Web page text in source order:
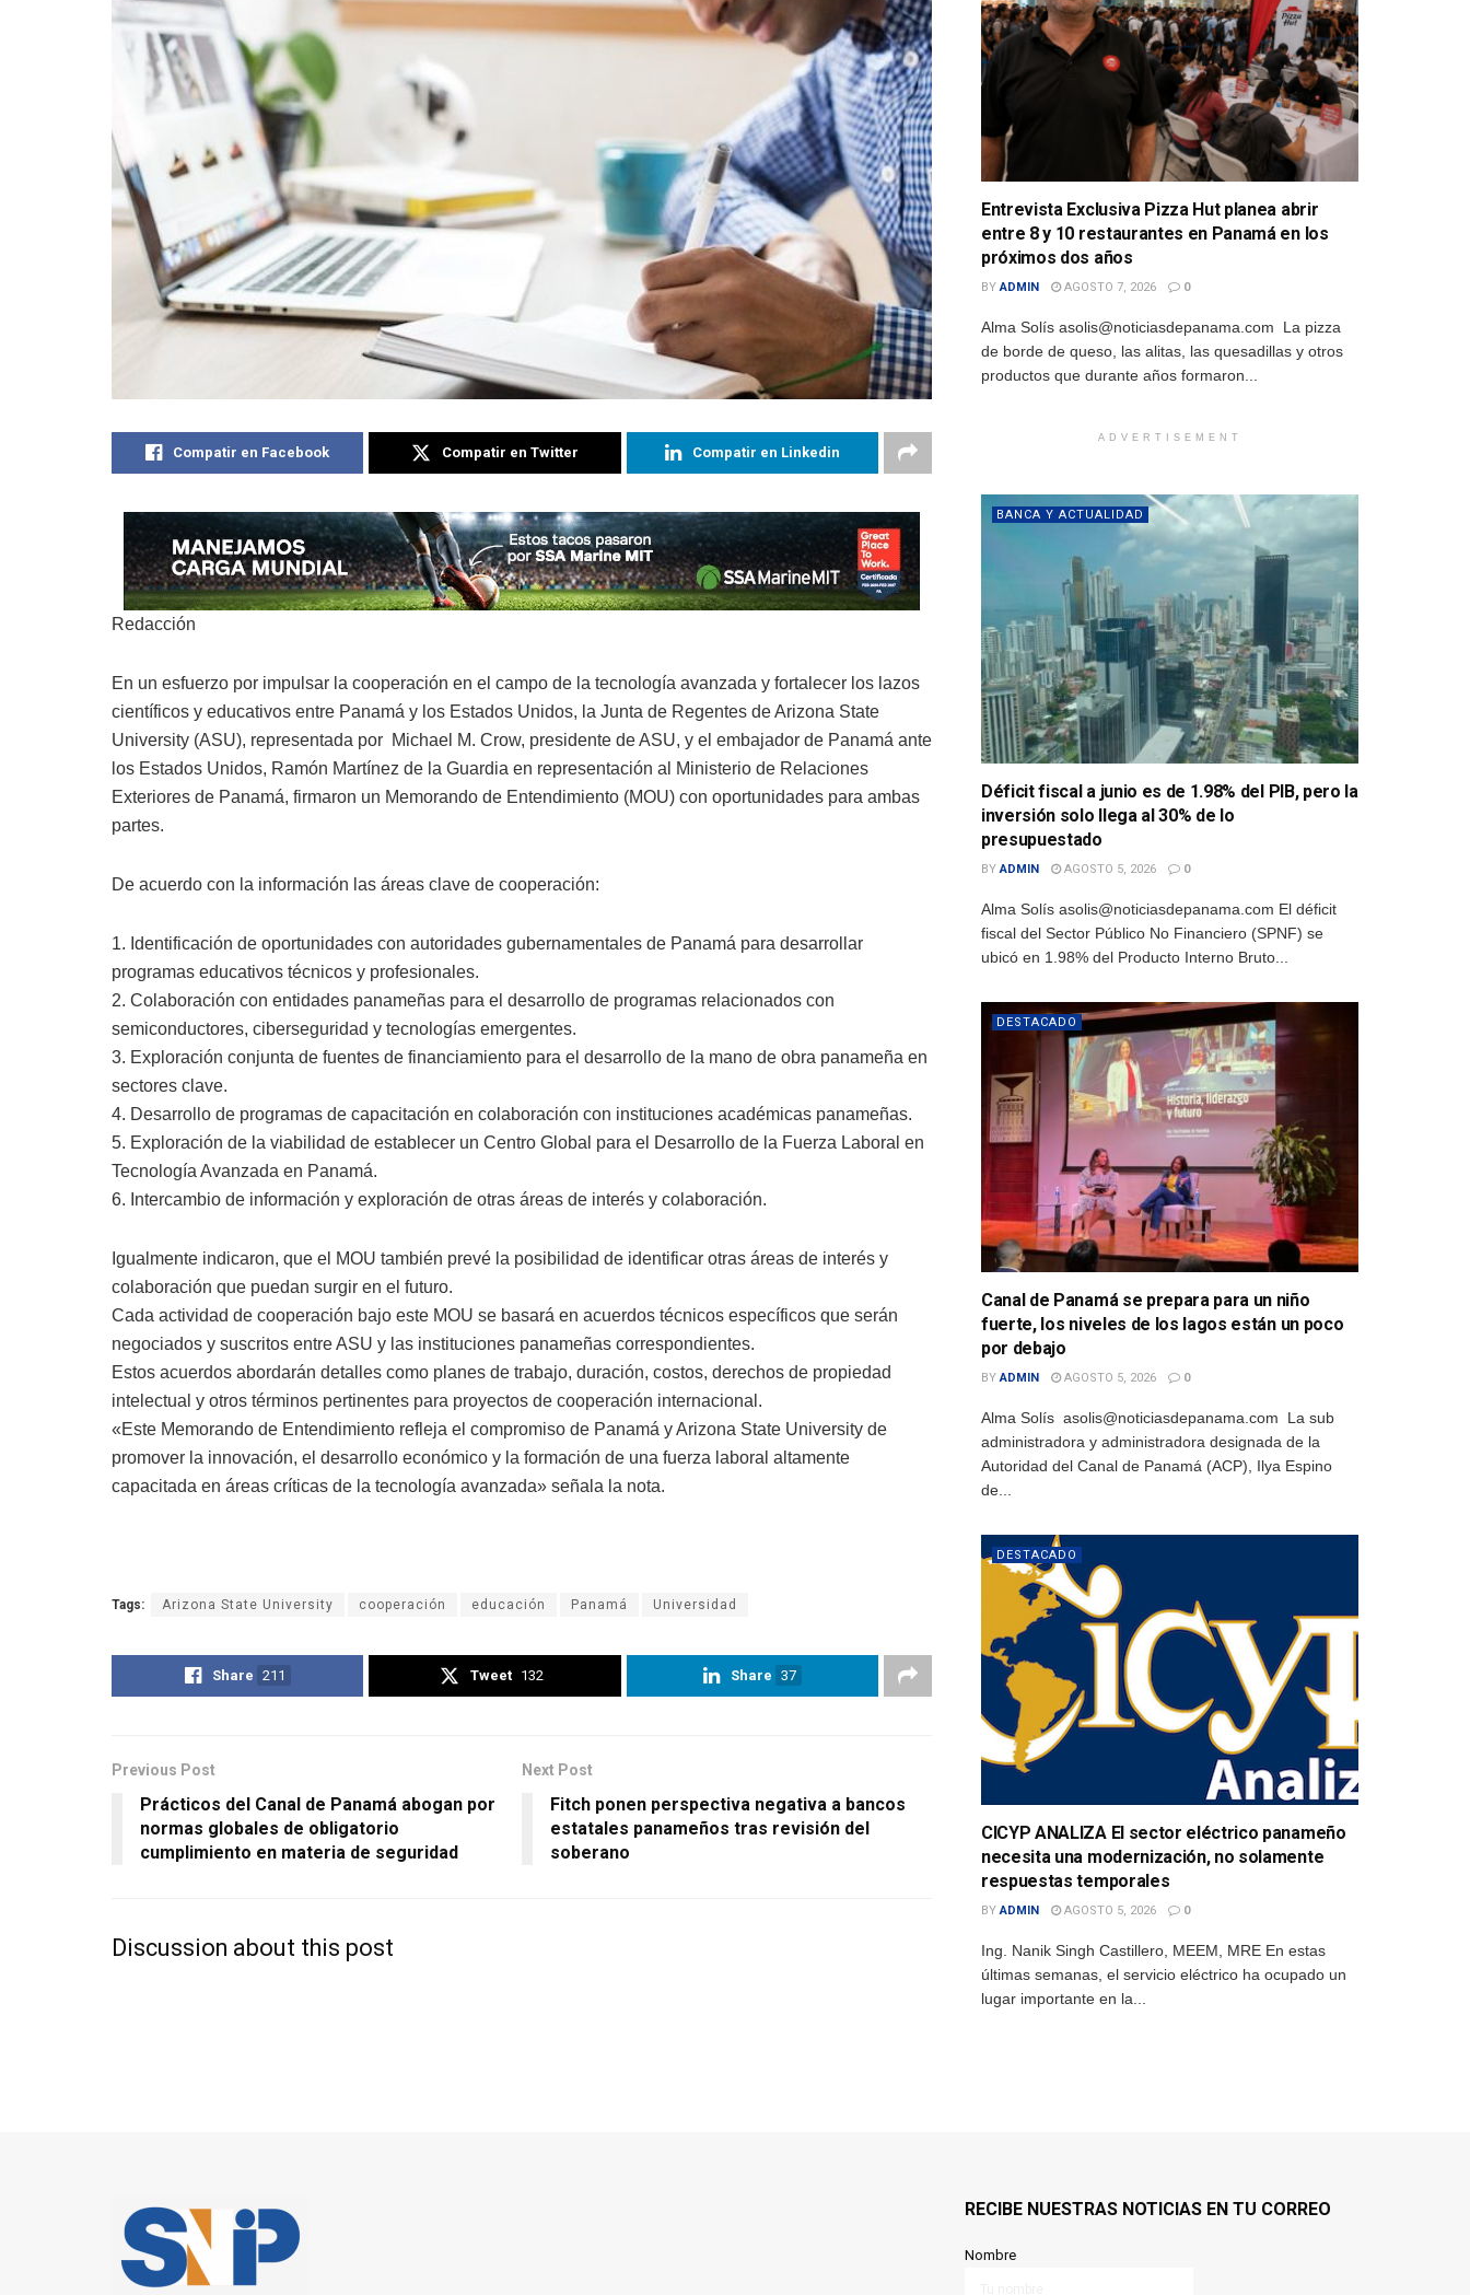
Compatir en Facebook Compatir en Twitter Compatir en Linkedin
Redacción
En un esfuerzo por impulsar la cooperación en el campo de la tecnología avanzada y fortalecer los lazos
científicos y educativos entre Panamá y los Estados Unidos, la Junta de Regentes de Arizona State
University (ASU), representada por Michael M. Crow, presidente de ASU, y el embajador de Panamá ante
los Estados Unidos, Ramón Martínez de la Guardia en representación al Ministerio de Relaciones
Exteriores de Panamá, firmaron un Memorando de Entendimiento (MOU) con oportunidades para ambas
partes.
De acuerdo con la información las áreas clave de cooperación:
1. Identificación de oportunidades con autoridades gubernamentales de Panamá para desarrollar
programas educativos técnicos y profesionales.
2. Colaboración con entidades panameñas para el desarrollo de programas relacionados con
semiconductores, ciberseguridad y tecnologías emergentes.
3. Exploración conjunta de fuentes de financiamiento para el desarrollo de la mano de obra panameña en
sectores clave.
4. Desarrollo de programas de capacitación en colaboración con instituciones académicas panameñas.
5. Exploración de la viabilidad de establecer un Centro Global para el Desarrollo de la Fuerza Laboral en
Tecnología Avanzada en Panamá.
6. Intercambio de información y exploración de otras áreas de interés y colaboración.
Igualmente indicaron, que el MOU también prevé la posibilidad de identificar otras áreas de interés y
colaboración que puedan surgir en el futuro.
Cada actividad de cooperación bajo este MOU se basará en acuerdos técnicos específicos que serán
negociados y suscritos entre ASU y las instituciones panameñas correspondientes.
Estos acuerdos abordarán detalles como planes de trabajo, duración, costos, derechos de propiedad
intelectual y otros términos pertinentes para proyectos de cooperación internacional.
«Este Memorando de Entendimiento refleja el compromiso de Panamá y Arizona State University de
promover la innovación, el desarrollo económico y la formación de una fuerza laboral altamente
capacitada en áreas críticas de la tecnología avanzada» señala la nota.
Tags: Arizona State University cooperación educación Panamá Universidad
Share 211 Tweet 132 Share 37
Previous Post
Prácticos del Canal de Panamá abogan por
normas globales de obligatorio
cumplimiento en materia de seguridad
Next Post
Fitch ponen perspectiva negativa a bancos
estatales panameños tras revisión del
soberano
Discussion about this post
Entrevista Exclusiva Pizza Hut planea abrir
entre 8 y 10 restaurantes en Panamá en los
próximos dos años
BY ADMIN AGOSTO 7, 2026 0
Alma Solís asolis@noticiasdepanama.com La pizza
de borde de queso, las alitas, las quesadillas y otros
productos que durante años formaron...
ADVERTISEMENT
BANCA Y ACTUALIDAD
Déficit fiscal a junio es de 1.98% del PIB, pero la
inversión solo llega al 30% de lo
presupuestado
BY ADMIN AGOSTO 5, 2026 0
Alma Solís asolis@noticiasdepanama.com El déficit
fiscal del Sector Público No Financiero (SPNF) se
ubicó en 1.98% del Producto Interno Bruto...
DESTACADO
Canal de Panamá se prepara para un niño
fuerte, los niveles de los lagos están un poco
por debajo
BY ADMIN AGOSTO 5, 2026 0
Alma Solís asolis@noticiasdepanama.com La sub
administradora y administradora designada de la
Autoridad del Canal de Panamá (ACP), Ilya Espino
de...
DESTACADO
CICYP ANALIZA El sector eléctrico panameño
necesita una modernización, no solamente
respuestas temporales
BY ADMIN AGOSTO 5, 2026 0
Ing. Nanik Singh Castillero, MEEM, MRE En estas
últimas semanas, el servicio eléctrico ha ocupado un
lugar importante en la...
RECIBE NUESTRAS NOTICIAS EN TU CORREO
Nombre